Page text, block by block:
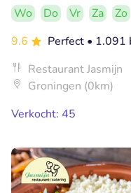
Wo Do Vr Za
Zo
9.6
Perfect • 1.091
Restaurant Jasmijn
Groningen (0km)
Verkocht: 45